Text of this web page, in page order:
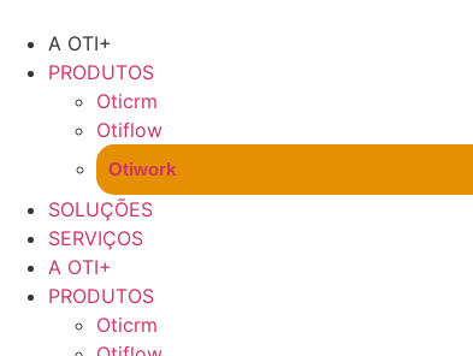
A OTI+
PRODUTOS
Oticrm
Otiflow
Otiwork
SOLUÇÕES
SERVIÇOS
A OTI+
PRODUTOS
Oticrm